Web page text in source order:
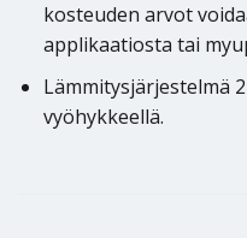
kosteuden arvot
applikaatiosta tai
Lämmitysjärjestelmä
vyöhykkeellä.